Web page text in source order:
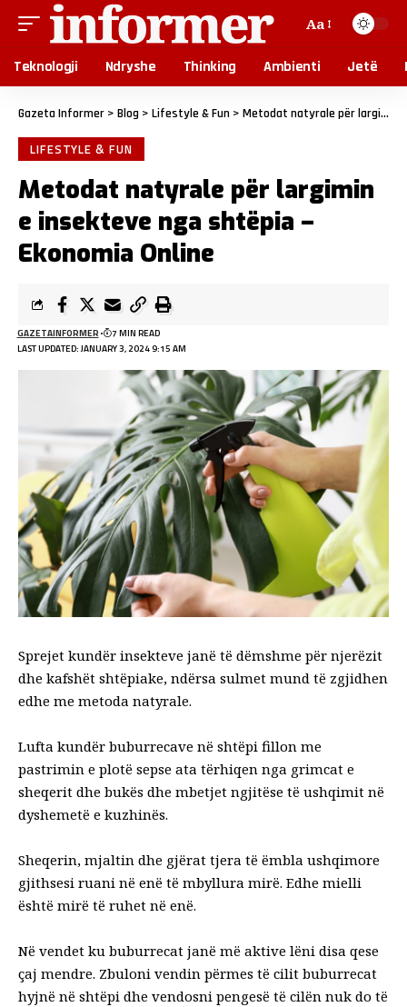
Aa
Teknologji Ndryshe Thinking Ambienti Jetë
Gazeta Informer > Blog > Lifestyle & Fun > Metodat natyrale për largimin e insekteve nga shtëpia – Ekonomia Online
LIFESTYLE & FUN
Metodat natyrale për largimin
e insekteve nga shtëpia –
Ekonomia Online
LAST UPDATED: JANUARY 3, 2024 9:15 AM
GAZETAINFORMER 7 MIN READ
Sprejet kundër insekteve janë të dëmshme për njerëzit
dhe kafshët shtëpiake, ndërsa sulmet mund të zgjidhen
edhe me metoda natyrale.
Lufta kundër buburrecave në shtëpi fillon me
pastrimin e plotë sepse ata tërhiqen nga grimcat e
sheqerit dhe bukës dhe mbetjet ngjitëse të ushqimit në
dyshemetë e kuzhinës.
Sheqerin, mjaltin dhe gjërat tjera të ëmbla ushqimore
gjithsesi ruani në enë të mbyllura mirë. Edhe mielli
është mirë të ruhet në enë.
Në vendet ku buburrecat janë më aktive lëni disa qese
çaj mendre. Zbuloni vendin përmes të cilit buburrecat
hyjnë në shtëpi dhe vendosni pengesë të cilën nuk do të